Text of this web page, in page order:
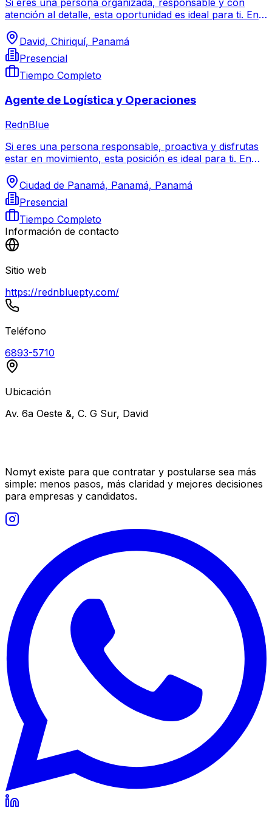
Si eres una persona organizada, responsable y con
atención al detalle, esta oportunidad es ideal para ti. En
comprometido y proactivo para apoyar en la gestión
financiera de la empresa. Si te interesa trabajar con
información numérica, mantener el orden en los
procesos contables y contribuir al buen funcionamiento
David, Chiriquí, Panamá
Presencial
Tiempo Completo
Agente de Logística y Operaciones
RednBlue
Si eres una persona responsable, proactiva y disfrutas
estar en movimiento, esta posición es ideal para ti. En
Operaciones comprometido y con buena actitud para
formar parte de nuestro equipo. Si te gusta trabajar de
forma organizada, brindar un servicio confiable y ser
parte esencial del proceso logístico, esta oportunidad es
para ti.
Ciudad de Panamá, Panamá, Panamá
Presencial
Tiempo Completo
Información de contacto
Sitio web
https://rednbluepty.com/
Teléfono
6893-5710
Ubicación
Av. 6a Oeste &, C. G Sur, David
Nomyt existe para que contratar y postularse sea más
simple: menos pasos, más claridad y mejores decisiones
para empresas y candidatos.